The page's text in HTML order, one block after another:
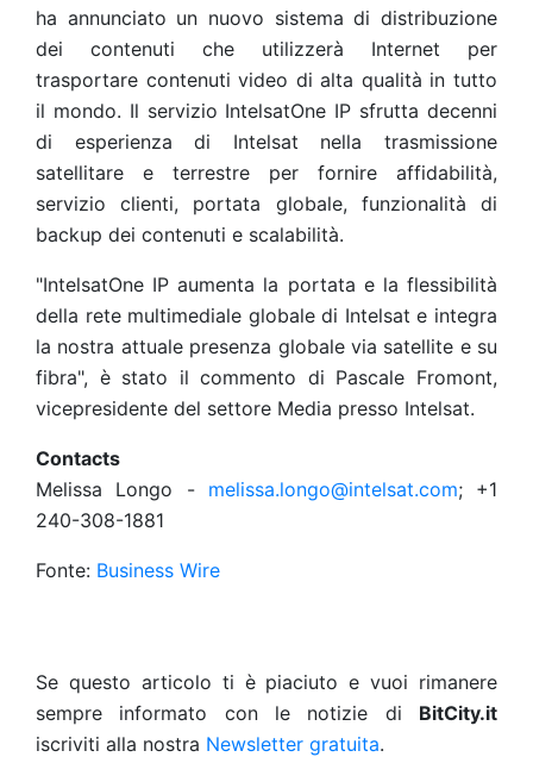
ha annunciato un nuovo sistema di distribuzione
dei contenuti che utilizzerà Internet per
trasportare contenuti video di alta qualità in tutto
il mondo. Il servizio IntelsatOne IP sfrutta decenni
di esperienza di Intelsat nella trasmissione
satellitare e terrestre per fornire affidabilità,
servizio clienti, portata globale, funzionalità di
backup dei contenuti e scalabilità.
"IntelsatOne IP aumenta la portata e la flessibilità
della rete multimediale globale di Intelsat e integra
la nostra attuale presenza globale via satellite e su
fibra", è stato il commento di Pascale Fromont,
vicepresidente del settore Media presso Intelsat.
Contacts
Melissa Longo - melissa.longo@intelsat.com; +1
240-308-1881
Fonte: Business Wire
Se questo articolo ti è piaciuto e vuoi rimanere
sempre informato con le notizie di BitCity.it
iscriviti alla nostra Newsletter gratuita.